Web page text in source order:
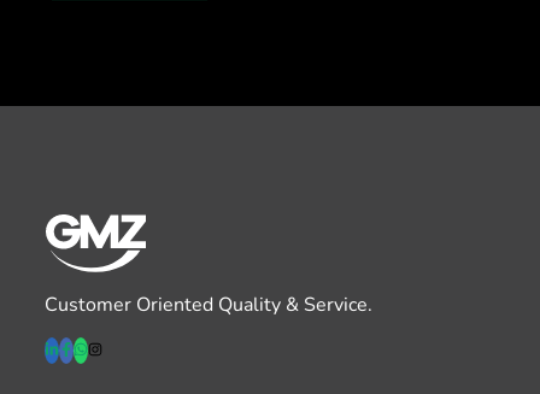
Customer Oriented Quality & Service.